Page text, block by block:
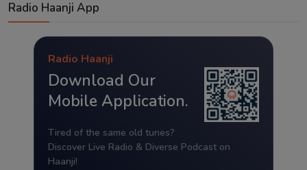
Radio Haanji App
Radio Haanji
Download Our
Mobile Application.
Tired of the same old tunes?
Discover Live Radio & Diverse Podcast on
Haanji!